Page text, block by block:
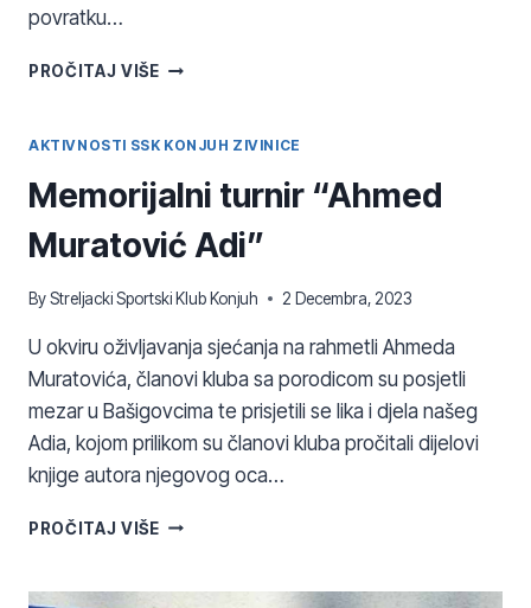
povratku…
PROČITAJ VIŠEVII
“AHMED
ADI”
AKTIVNOSTI SSK KONJUH ZIVINICE
Memorijalni turnir “Ahmed
Muratović Adi”
ByStreljacki Sportski Klub Konjuh 2 Decembra, 2023
U okviru oživljavanja sjećanja na rahmetli Ahmeda
Muratovića, članovi kluba sa porodicom su posjetli
mezar u Bašigovcima te prisjetili se lika i djela našeg
Adia, kojom prilikom su članovi kluba pročitali dijelovi
knjige autora njegovog oca…
PROČITAJ VIŠEMEMORIJALNI
MURATOVIĆ